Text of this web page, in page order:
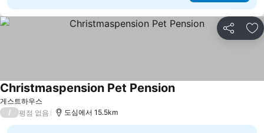
공유 즐
게스트하우스
Christmaspension Pet Pension
/ 평점 없음 도심에서 15.5km